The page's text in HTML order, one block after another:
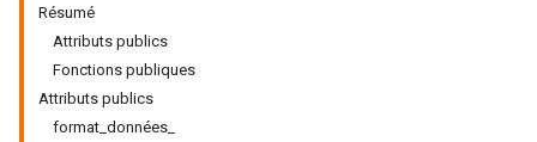
Résumé
Attributs publics
Fonctions publiques
Attributs publics
format_données_